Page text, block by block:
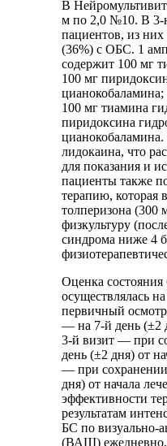
B
м по 2,0 №10. В 3-
пациентов, из
(36%) с ОБС. 1
содержит 100 мг
100 мг
цианокобаламина;
100 мг тиамина
пиридоксина
лидокаина, что
для показания и
пациенты также
терапию, которая
толперизона (300
физкультуру
синдрома ниже 4
Оценка
осуществлялась
первичный
— на 7-й день (±2
3-й визит — при
день (±2 дня) от
— при
дня) от начала
эффективности
результатам
БС по визуально-
(ВАШ) ежедневно,